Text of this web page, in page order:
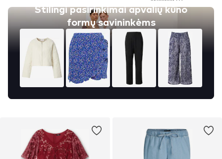
Stilingi pasirinkimai apvalių kūno
formų savininkėms